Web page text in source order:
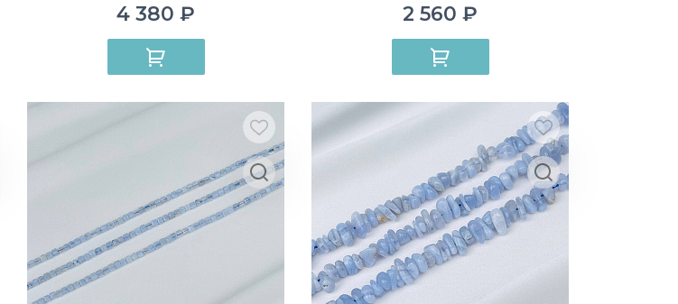
4 380 ₽ 2 560 ₽